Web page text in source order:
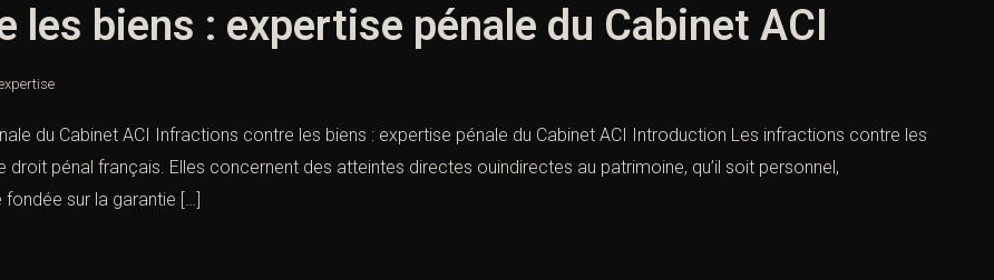
biens : expertise pénale du Cabinet ACI
du Cabinet ACI Infractions contre les biens : expertise pénale du Cabinet ACI Introduction Les infractions contre les
pénal français. Elles concernent des atteintes directes ouindirectes au patrimoine, qu’il soit personnel,
sur la garantie […]